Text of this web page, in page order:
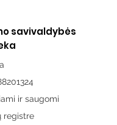
savivaldybės
ir saugomi
registre